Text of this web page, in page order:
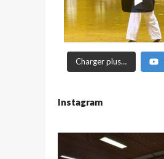
Charger plus…
Instagram